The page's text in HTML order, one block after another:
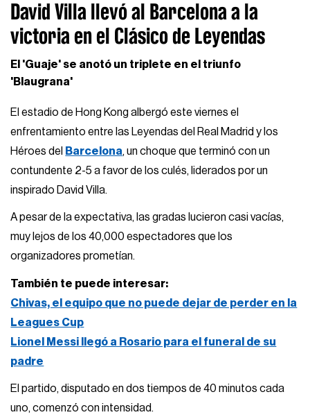
David Villa llevó al Barcelona a la
victoria en el Clásico de Leyendas
El 'Guaje' se anotó un triplete en el triunfo
'Blaugrana'
El estadio de Hong Kong albergó este viernes el
enfrentamiento entre las Leyendas del Real Madrid y los
Héroes del
Barcelona, un choque que terminó con un
contundente 2-5 a favor de los culés, liderados por un
inspirado David Villa.
A pesar de la expectativa, las gradas lucieron casi vacías,
muy lejos de los 40,000 espectadores que los
organizadores prometían.
También te puede interesar:
Chivas, el equipo que no puede dejar de perder en la
Leagues Cup
Lionel Messi llegó a Rosario para el funeral de su
padre
El partido, disputado en dos tiempos de 40 minutos cada
uno, comenzó con intensidad.